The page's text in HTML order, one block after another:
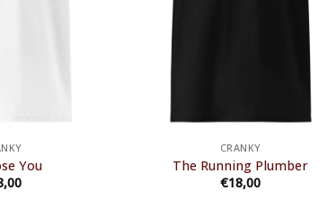
You
CRANKY
The Running Plumber
€18,00